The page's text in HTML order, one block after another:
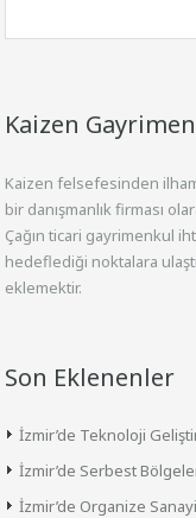
Kaizen
Kaizen felsefesinden
bir danışmanlık firması
Çağın ticari gayrimenkul
hedeflediği noktalara
eklemektir.
Son Eklenenler
İzmir’de Teknoloji
İzmir’de Serbest
İzmir’de Organize